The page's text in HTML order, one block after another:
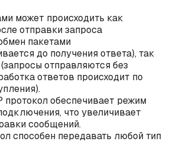
может происходить как
отправки запроса
пакетами
до получения ответа), так
отправляются без
ответов происходит по
протокол обеспечивает режим
что увеличивает
сообщений.
способен передавать любой тип